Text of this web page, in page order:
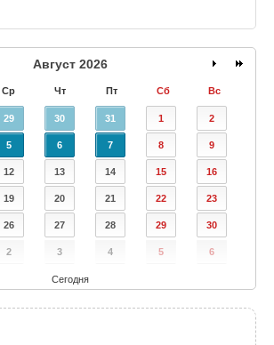
Август 2026
Ср Чт Пт Сб Вс
29 30 31 1 2
5 6 7 8 9
12 13 14 15 16
19 20 21 22 23
26 27 28 29 30
2 3 4 5 6
Сегодня